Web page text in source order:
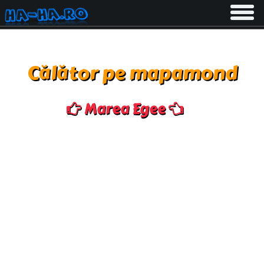
Toggle
Călător pe mapamond
Marea Egee